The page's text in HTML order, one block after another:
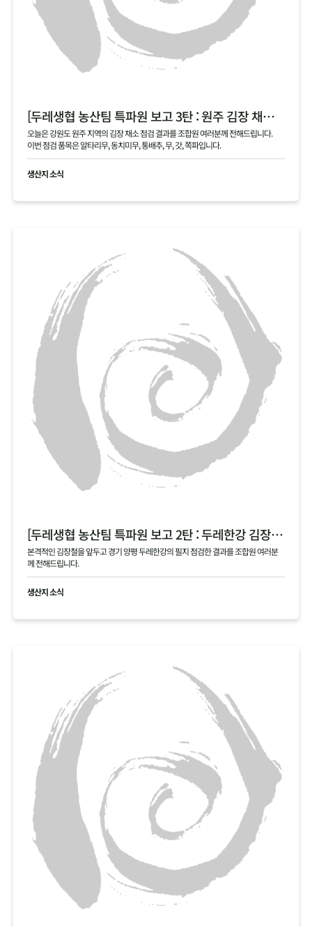
[두레생협 농산팀 특파원 보고 3탄 : 원주 김장 채소 필지 점검 현황 공유]
오늘은 강원도 원주 지역의 김장 채소 점검 결과를 조합원 여러분께 전해드립니다.
이번 점검 품목은 알타리무, 동치미무, 통배추, 무, 갓, 쪽파입니다.
생산지 소식
[두레생협 농산팀 특파원 보고 2탄 : 두레한강 김장 채소 필지 점검 현황 공유]
본격적인 김장철을 앞두고 경기 양평 두레한강의 필지 점검한 결과를 조합원 여러분
께 전해드립니다.
생산지 소식